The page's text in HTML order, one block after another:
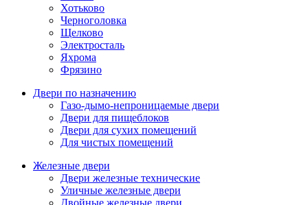
Хотьково
Черноголовка
Щелково
Электросталь
Яхрома
Фрязино
Двери по назначению
Газо-дымо-непроницаемые двери
Двери для пищеблоков
Двери для сухих помещений
Для чистых помещений
Железные двери
Двери железные технические
Уличные железные двери
Двойные железные двери